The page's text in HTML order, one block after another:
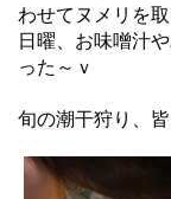
わせてヌメリを
日曜、お味噌汁
った～ｖ
旬の潮干狩り、